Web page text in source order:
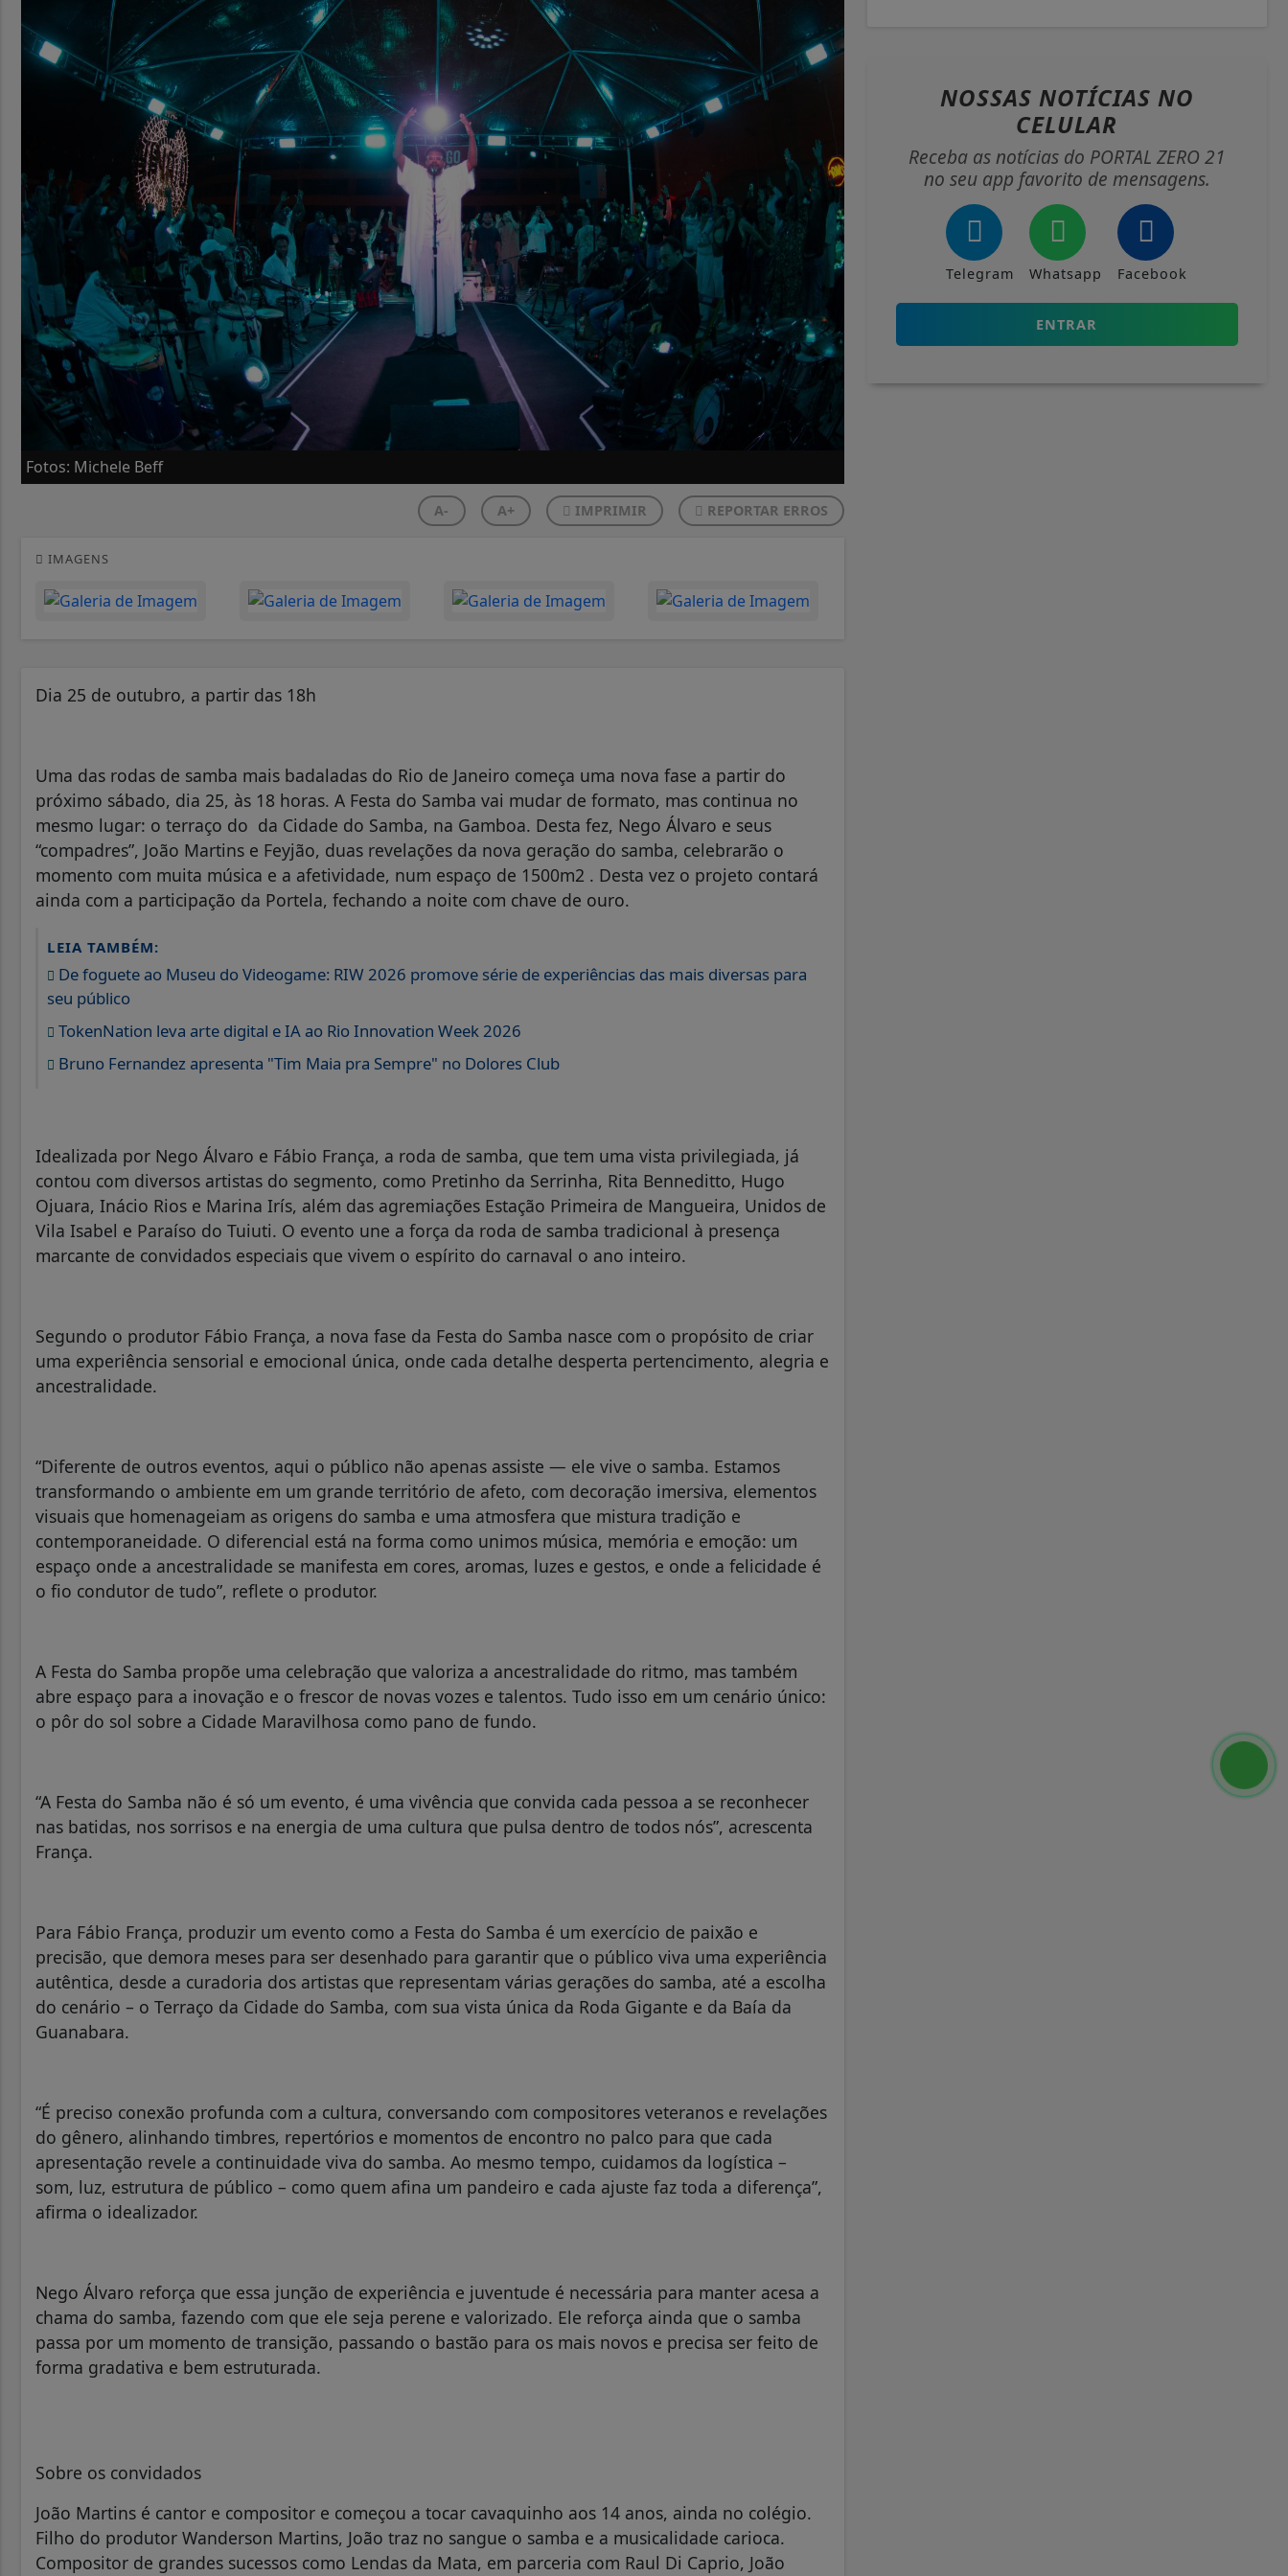
Fotos: Michele Beff
A- A+ IMPRIMIR REPORTAR ERROS
IMAGENS
Dia 25 de outubro, a partir das 18h
Uma das rodas de samba mais badaladas do Rio de Janeiro começa uma nova fase a partir do
próximo sábado, dia 25, às 18 horas. A Festa do Samba vai mudar de formato, mas continua no
mesmo lugar: o terraço do da Cidade do Samba, na Gamboa. Desta fez, Nego Álvaro e seus
“compadres”, João Martins e Feyjão, duas revelações da nova geração do samba, celebrarão o
momento com muita música e a afetividade, num espaço de 1500m2 . Desta vez o projeto contará
ainda com a participação da Portela, fechando a noite com chave de ouro.
LEIA TAMBÉM:
De foguete ao Museu do Videogame: RIW 2026 promove série de experiências das mais diversas para
seu público
TokenNation leva arte digital e IA ao Rio Innovation Week 2026
Bruno Fernandez apresenta "Tim Maia pra Sempre" no Dolores Club
Idealizada por Nego Álvaro e Fábio França, a roda de samba, que tem uma vista privilegiada, já
contou com diversos artistas do segmento, como Pretinho da Serrinha, Rita Benneditto, Hugo
Ojuara, Inácio Rios e Marina Irís, além das agremiações Estação Primeira de Mangueira, Unidos de
Vila Isabel e Paraíso do Tuiuti. O evento une a força da roda de samba tradicional à presença
marcante de convidados especiais que vivem o espírito do carnaval o ano inteiro.
Segundo o produtor Fábio França, a nova fase da Festa do Samba nasce com o propósito de criar
uma experiência sensorial e emocional única, onde cada detalhe desperta pertencimento, alegria e
ancestralidade.
“Diferente de outros eventos, aqui o público não apenas assiste — ele vive o samba. Estamos
transformando o ambiente em um grande território de afeto, com decoração imersiva, elementos
visuais que homenageiam as origens do samba e uma atmosfera que mistura tradição e
contemporaneidade. O diferencial está na forma como unimos música, memória e emoção: um
espaço onde a ancestralidade se manifesta em cores, aromas, luzes e gestos, e onde a felicidade é
o fio condutor de tudo”, reflete o produtor.
A Festa do Samba propõe uma celebração que valoriza a ancestralidade do ritmo, mas também
abre espaço para a inovação e o frescor de novas vozes e talentos. Tudo isso em um cenário único:
o pôr do sol sobre a Cidade Maravilhosa como pano de fundo.
“A Festa do Samba não é só um evento, é uma vivência que convida cada pessoa a se reconhecer
nas batidas, nos sorrisos e na energia de uma cultura que pulsa dentro de todos nós”, acrescenta
França.
Para Fábio França, produzir um evento como a Festa do Samba é um exercício de paixão e
precisão, que demora meses para ser desenhado para garantir que o público viva uma experiência
autêntica, desde a curadoria dos artistas que representam várias gerações do samba, até a escolha
do cenário – o Terraço da Cidade do Samba, com sua vista única da Roda Gigante e da Baía da
Guanabara.
“É preciso conexão profunda com a cultura, conversando com compositores veteranos e revelações
do gênero, alinhando timbres, repertórios e momentos de encontro no palco para que cada
apresentação revele a continuidade viva do samba. Ao mesmo tempo, cuidamos da logística –
som, luz, estrutura de público – como quem afina um pandeiro e cada ajuste faz toda a diferença”,
afirma o idealizador.
Nego Álvaro reforça que essa junção de experiência e juventude é necessária para manter acesa a
chama do samba, fazendo com que ele seja perene e valorizado. Ele reforça ainda que o samba
passa por um momento de transição, passando o bastão para os mais novos e precisa ser feito de
forma gradativa e bem estruturada.
Sobre os convidados
João Martins é cantor e compositor e começou a tocar cavaquinho aos 14 anos, ainda no colégio.
Filho do produtor Wanderson Martins, João traz no sangue o samba e a musicalidade carioca.
Compositor de grandes sucessos como Lendas da Mata, em parceria com Raul Di Caprio, João
NOSSAS NOTÍCIAS NO
CELULAR
Receba as notícias do PORTAL ZERO 21
no seu app favorito de mensagens.
Telegram Whatsapp Facebook
ENTRAR